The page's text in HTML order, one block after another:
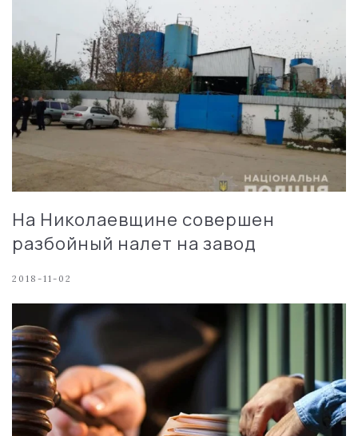
На Николаевщине совершен
разбойный налет на завод
2018-11-02